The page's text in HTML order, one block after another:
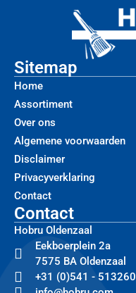
Sitemap
Home
Assortiment
Over ons
Algemene voorwaarden
Disclaimer
Privacyverklaring
Contact
Contact
Hobru Oldenzaal
Eekboerplein 2a
7575 BA Oldenzaal
+31 (0)541 - 513260